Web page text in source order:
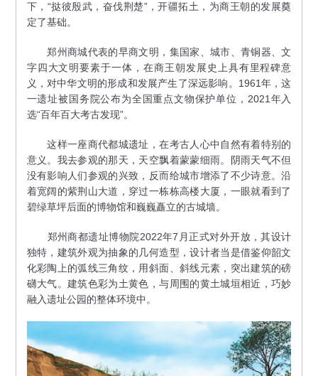
下，“挞彼殷武，奋伐荆楚”，开疆拓土，为商王朝的发展奠
定了基础。
郑州商城代表的早商文明，集国家、城市、青铜器、文
字四大文明要素于一体，在商王朝发展史上具有里程碑意
义，对中华文明的形成和发展产生了深远影响。1961年，这
一遗址被国务院公布为全国重点文物保护单位，2021年入
选“百年百大考古发现”。
这样一座商代都城遗址，在考古人心中自然有着特别的
意义。我去参观的那天，天空飘着蒙蒙细雨。阴雨天气不但
没有影响人们参观的兴致，反而给城市增添了不少诗意。沿
着宽阔的紫荆山大道，穿过一栋栋高楼大厦，一眼就看到了
碧绿草坪后面的博物馆和巍巍矗立的古城墙。
郑州商都遗址博物院2022年7月正式对外开放，其设计
独特，建筑外观为抽象的几何造型，设计者当是借鉴仰韶文
化彩陶上的弧线三角纹，用斜面、斜线元素，突出建筑的磅
礴大气。建筑色彩为土黄色，与周围的黄土城垣相近，巧妙
融入遗址公园的整体环境中。